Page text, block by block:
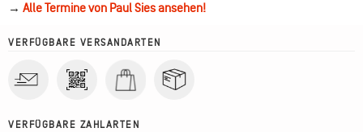
→ Alle Termine von Paul Sies ansehen!
VERFÜGBARE VERSANDARTEN
VERFÜGBARE ZAHLARTEN